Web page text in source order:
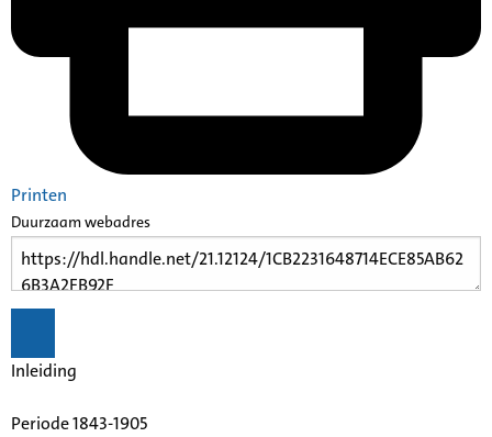
Printen
Duurzaam webadres
Inleiding
Periode 1843-1905